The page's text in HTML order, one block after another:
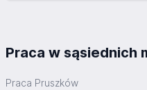
Praca w sąsiednich
Praca Pruszków